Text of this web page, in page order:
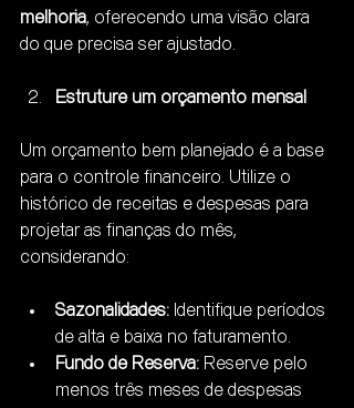
melhoria, oferecendo uma visão clara
do que precisa ser ajustado.
Estruture um orçamento mensal
Um orçamento bem planejado é a base
para o controle financeiro. Utilize o
histórico de receitas e despesas para
projetar as finanças do mês,
considerando:
Sazonalidades: Identifique períodos
de alta e baixa no faturamento.
Fundo de Reserva: Reserve pelo
menos três meses de despesas